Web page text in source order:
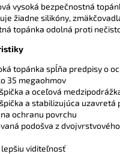
vysoká bezpečnostná
žiadne silikóny,
topánka odolná proti
topánka spĺňa predpisy o
35 megaohmov
a oceľová
a stabilizujúca
ochranu povrchu
podošva z
viditeľnosť